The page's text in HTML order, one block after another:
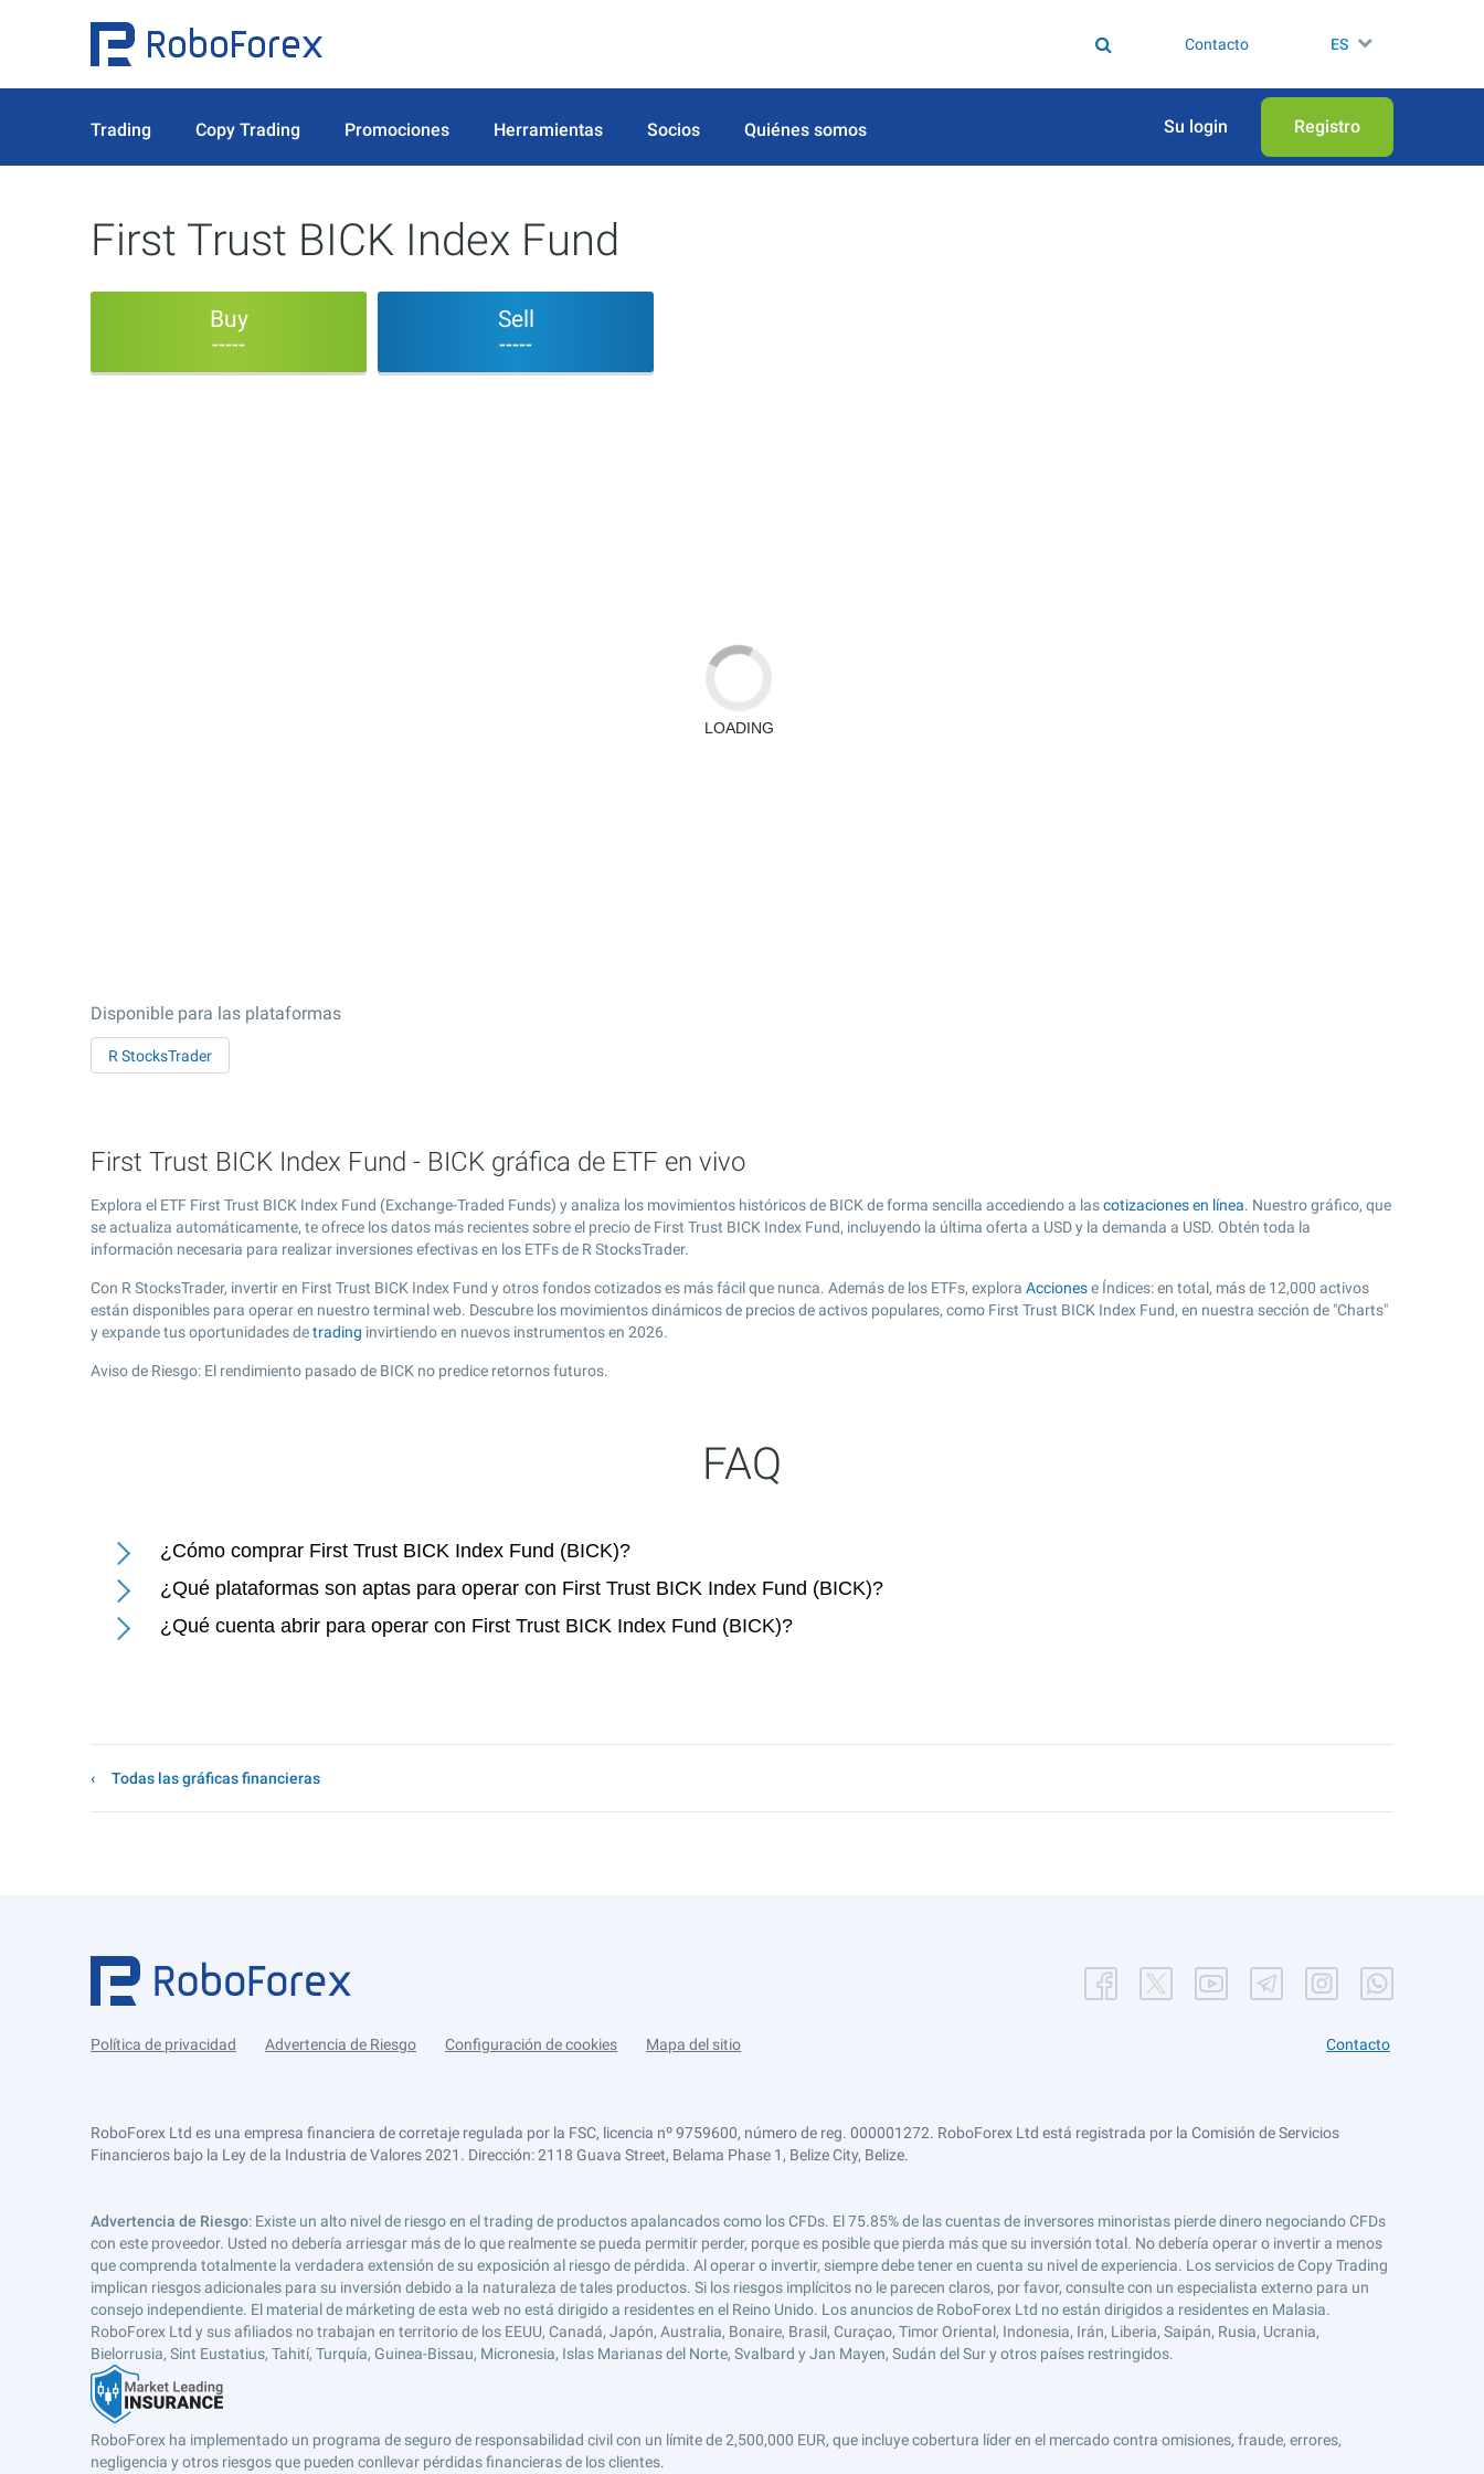
Contacto ES
Trading Copy Trading Promociones Herramientas Socios Quiénes somos Su login Registro
First Trust BICK Index Fund
Buy
-----
Sell
-----
Disponible para las plataformas
R StocksTrader
First Trust BICK Index Fund - BICK gráfica de ETF en vivo
Explora el ETF First Trust BICK Index Fund (Exchange-Traded Funds) y analiza los movimientos históricos de BICK de forma sencilla accediendo a lascotizaciones en línea. Nuestro gráfico, que
se actualiza automáticamente, te ofrece los datos más recientes sobre el precio de First Trust BICK Index Fund, incluyendo la última oferta a USD y la demanda a USD. Obtén toda la
información necesaria para realizar inversiones efectivas en los ETFs de R StocksTrader.
Con R StocksTrader, invertir en First Trust BICK Index Fund y otros fondos cotizados es más fácil que nunca. Además de los ETFs, explora Accionese Índices: en total, más de 12,000 activos
están disponibles para operar en nuestro terminal web. Descubre los movimientos dinámicos de precios de activos populares, como First Trust BICK Index Fund, en nuestra sección de "Charts"
y expande tus oportunidades detrading invirtiendo en nuevos instrumentos en 2026.
Aviso de Riesgo: El rendimiento pasado de BICK no predice retornos futuros.
FAQ
¿Cómo comprar First Trust BICK Index Fund (BICK)?
¿Qué plataformas son aptas para operar con First Trust BICK Index Fund (BICK)?
¿Qué cuenta abrir para operar con First Trust BICK Index Fund (BICK)?
Todas las gráficas financieras
Política de privacidad Advertencia de Riesgo Configuración de cookies Mapa del sitio Contacto
RoboForex Ltd es una empresa financiera de corretaje regulada por la FSC, licencia nº 9759600, número de reg. 000001272. RoboForex Ltd está registrada por la Comisión de Servicios
Financieros bajo la Ley de la Industria de Valores 2021. Dirección: 2118 Guava Street, Belama Phase 1, Belize City, Belize.
Advertencia de Riesgo: Existe un alto nivel de riesgo en el trading de productos apalancados como los CFDs. El 75.85% de las cuentas de inversores minoristas pierde dinero negociando CFDs
con este proveedor. Usted no debería arriesgar más de lo que realmente se pueda permitir perder, porque es posible que pierda más que su inversión total. No debería operar o invertir a menos
que comprenda totalmente la verdadera extensión de su exposición al riesgo de pérdida. Al operar o invertir, siempre debe tener en cuenta su nivel de experiencia. Los servicios de Copy Trading
implican riesgos adicionales para su inversión debido a la naturaleza de tales productos. Si los riesgos implícitos no le parecen claros, por favor, consulte con un especialista externo para un
consejo independiente. El material de márketing de esta web no está dirigido a residentes en el Reino Unido. Los anuncios de RoboForex Ltd no están dirigidos a residentes en Malasia.
RoboForex Ltd y sus afiliados no trabajan en territorio de los EEUU, Canadá, Japón, Australia, Bonaire, Brasil, Curaçao, Timor Oriental, Indonesia, Irán, Liberia, Saipán, Rusia, Ucrania,
Bielorrusia, Sint Eustatius, Tahití, Turquía, Guinea-Bissau, Micronesia, Islas Marianas del Norte, Svalbard y Jan Mayen, Sudán del Sur y otros países restringidos.
RoboForex ha implementado un programa de seguro de responsabilidad civil con un límite de 2,500,000 EUR, que incluye cobertura líder en el mercado contra omisiones, fraude, errores,
negligencia y otros riesgos que pueden conllevar pérdidas financieras de los clientes.